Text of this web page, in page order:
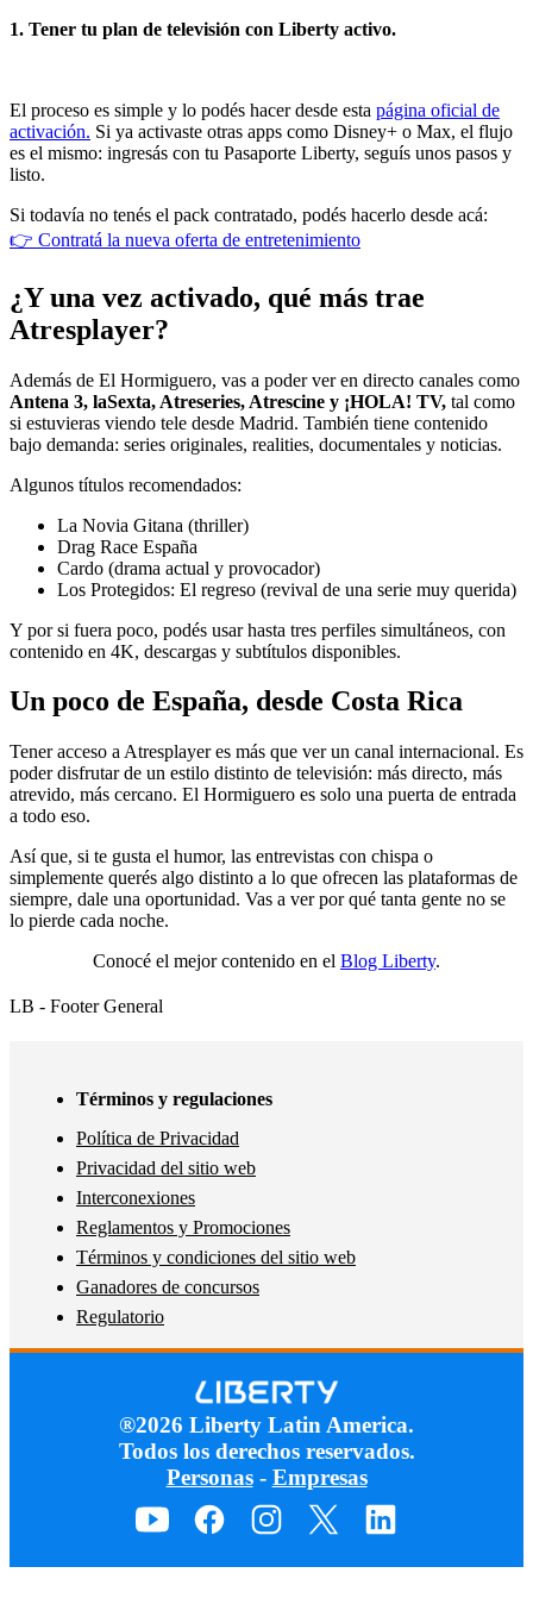
1. Tener tu plan de televisión con Liberty activo.
El proceso es simple y lo podés hacer desde esta página oficial de
activación. Si ya activaste otras apps como Disney+ o Max, el flujo
es el mismo: ingresás con tu Pasaporte Liberty, seguís unos pasos y
listo.
Si todavía no tenés el pack contratado, podés hacerlo desde acá:
👉 Contratá la nueva oferta de entretenimiento
¿Y una vez activado, qué más trae
Atresplayer?
Además de El Hormiguero, vas a poder ver en directo canales como
Antena 3, laSexta, Atreseries, Atrescine y ¡HOLA! TV, tal como
si estuvieras viendo tele desde Madrid. También tiene contenido
bajo demanda: series originales, realities, documentales y noticias.
Algunos títulos recomendados:
La Novia Gitana (thriller)
Drag Race España
Cardo (drama actual y provocador)
Los Protegidos: El regreso (revival de una serie muy querida)
Y por si fuera poco, podés usar hasta tres perfiles simultáneos, con
contenido en 4K, descargas y subtítulos disponibles.
Un poco de España, desde Costa Rica
Tener acceso a Atresplayer es más que ver un canal internacional. Es
poder disfrutar de un estilo distinto de televisión: más directo, más
atrevido, más cercano. El Hormiguero es solo una puerta de entrada
a todo eso.
Así que, si te gusta el humor, las entrevistas con chispa o
simplemente querés algo distinto a lo que ofrecen las plataformas de
siempre, dale una oportunidad. Vas a ver por qué tanta gente no se
lo pierde cada noche.
Conocé el mejor contenido en el Blog Liberty.
LB - Footer General
Términos y regulaciones
Política de Privacidad
Privacidad del sitio web
Interconexiones
Reglamentos y Promociones
Términos y condiciones del sitio web
Ganadores de concursos
Regulatorio
®2026 Liberty Latin America.
Todos los derechos reservados.
Personas- Empresas